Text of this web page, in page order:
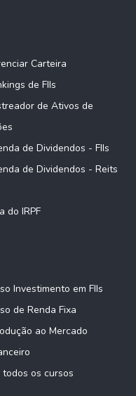
Carteira
de FIIs
de Ativos de
de Dividendos - FIIs
de Dividendos - Reits
do IRPF
Investimento em FIIs
de Renda Fixa
ao Mercado
todos os cursos